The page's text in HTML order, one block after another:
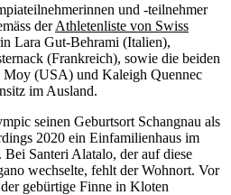
und -teilnehmer
derAthletenliste von Swiss
Lara Gut-Behrami (Italien),
(Frankreich), sowie die beiden
(USA) und Kaleigh Quennec
im Ausland.
seinen Geburtsort Schangnau als
2020 ein Einfamilienhaus im
Bei Santeri Alatalo, der auf diese
wechselte, fehlt der Wohnort. Vor
gebürtige Finne in Kloten